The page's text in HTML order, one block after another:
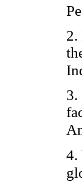
2.
3.
4.